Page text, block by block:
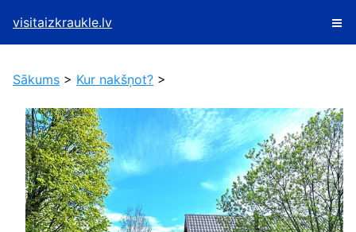
visitaizkraukle.lv
Sākums > Kur nakšņot? >